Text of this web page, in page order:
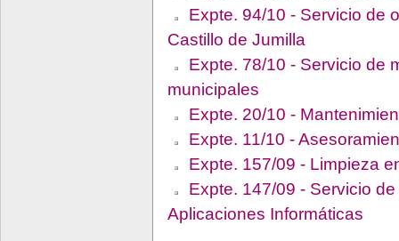
Expte. 94/10 - Servicio de
Castillo de Jumilla
Expte. 78/10 - Servicio de
municipales
Expte. 20/10 -
Expte. 11/10 -
Expte. 157/09 - Limpieza
Expte. 147/09 - Servicio
Aplicaciones Informáticas